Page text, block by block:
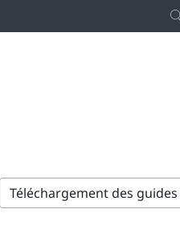
Téléchargement des guides